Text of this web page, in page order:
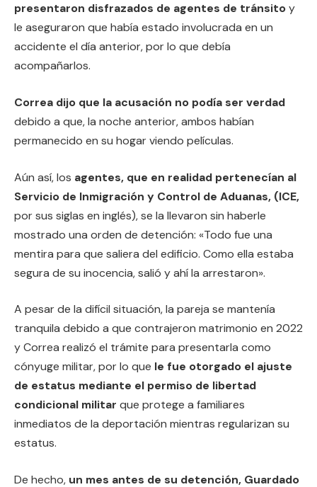
presentaron disfrazados de agentes de tránsitoy
le aseguraron que había estado involucrada en un
accidente el día anterior, por lo que debía
acompañarlos.
Correa dijo que la acusación no podía ser verdad
debido a que, la noche anterior, ambos habían
permanecido en su hogar viendo películas.
Aún así, los agentes, que en realidad pertenecían al
Servicio de Inmigración y Control de Aduanas, (ICE,
por sus siglas en inglés), se la llevaron sin haberle
mostrado una orden de detención: «Todo fue una
mentira para que saliera del edificio. Como ella estaba
segura de su inocencia, salió y ahí la arrestaron».
A pesar de la difícil situación, la pareja se mantenía
tranquila debido a que contrajeron matrimonio en 2022
y Correa realizó el trámite para presentarla como
cónyuge militar, por lo que le fue otorgado el ajuste
de estatus mediante el permiso de libertad
condicional militar que protege a familiares
inmediatos de la deportación mientras regularizan su
estatus.
De hecho, un mes antes de su detención, Guardado